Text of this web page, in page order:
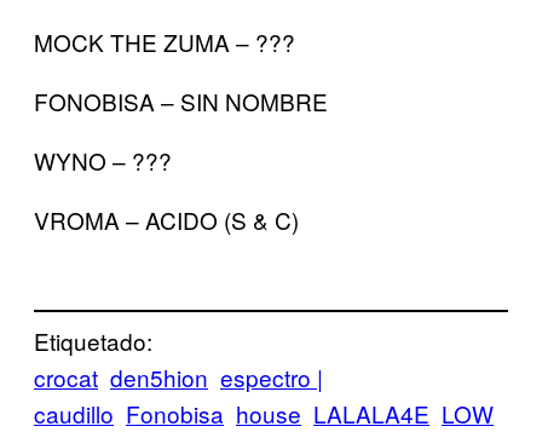
MOCK THE ZUMA – ???
FONOBISA – SIN NOMBRE
WYNO – ???
VROMA – ACIDO (S & C)
Etiquetado:
crocat den5hion espectro |
caudillo Fonobisa house LALALA4E LOW